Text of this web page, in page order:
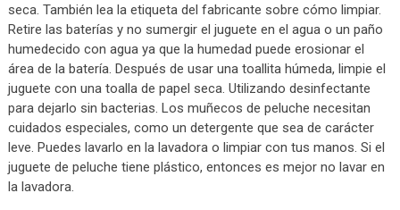
seca. También lea la etiqueta del fabricante sobre cómo limpiar.
Retire las baterías y no sumergir el juguete en el agua o un paño
humedecido con agua ya que la humedad puede erosionar el
área de la batería. Después de usar una toallita húmeda, limpie el
juguete con una toalla de papel seca. Utilizando desinfectante
para dejarlo sin bacterias. Los muñecos de peluche necesitan
cuidados especiales, como un detergente que sea de carácter
leve. Puedes lavarlo en la lavadora o limpiar con tus manos. Si el
juguete de peluche tiene plástico, entonces es mejor no lavar en
la lavadora.